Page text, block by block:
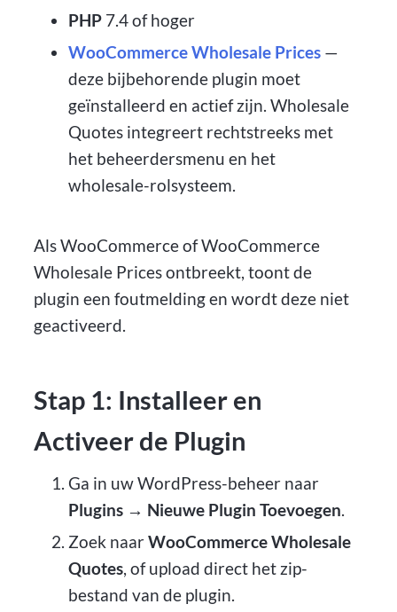
PHP7.4 of hoger
WooCommerce Wholesale Prices—
deze bijbehorende plugin moet
geïnstalleerd en actief zijn. Wholesale
Quotes integreert rechtstreeks met
het beheerdersmenu en het
wholesale-rolsysteem.
Als WooCommerce of WooCommerce
Wholesale Prices ontbreekt, toont de
plugin een foutmelding en wordt deze niet
geactiveerd.
Stap 1: Installeer en
Activeer de Plugin
Ga in uw WordPress-beheer naar
Plugins → Nieuwe Plugin Toevoegen.
Zoek naarWooCommerce Wholesale
Quotes, of upload direct het zip-
bestand van de plugin.